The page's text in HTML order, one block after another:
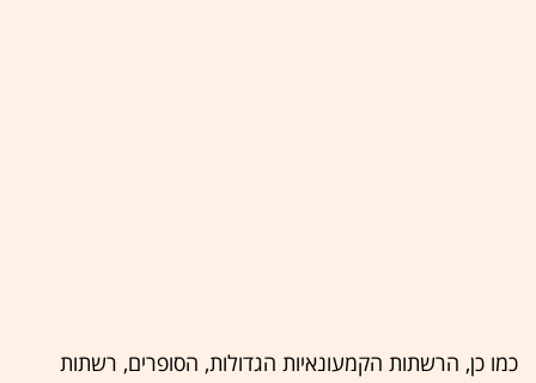
כמו כן, הרשתות הקמעונאיות הגדולות, הסופרים, רשתות